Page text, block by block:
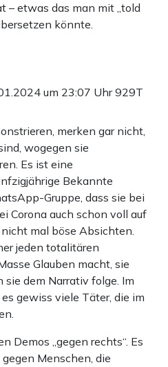
– etwas das man mit „told
könnte.
um 23:07 Uhr929T
merken gar nicht,
wogegen sie
Es ist eine
Bekannte
Gruppe, dass sie bei
Corona auch schon voll auf
mal böse Absichten.
jeden totalitären
Glauben macht, sie
dem Narrativ folge. Im
gewiss viele Täter, die im
Demos „gegen rechts“. Es
Menschen, die